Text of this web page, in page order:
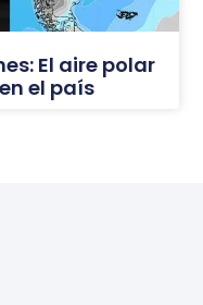
El aire polar
el país